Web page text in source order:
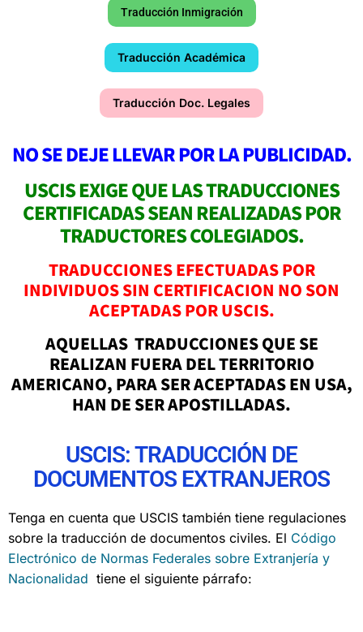
Traducción Inmigración
Traducción Académica
Traducción Doc. Legales
NO SE DEJE LLEVAR POR LA PUBLICIDAD.
USCIS EXIGE QUE LAS TRADUCCIONES
CERTIFICADAS SEAN REALIZADAS POR
TRADUCTORES COLEGIADOS.
TRADUCCIONES EFECTUADAS POR
INDIVIDUOS SIN CERTIFICACION NO SON
ACEPTADAS POR USCIS.
AQUELLAS TRADUCCIONES QUE SE
REALIZAN FUERA DEL TERRITORIO
AMERICANO, PARA SER ACEPTADAS EN USA,
HAN DE SER APOSTILLADAS.
USCIS: TRADUCCIÓN DE
DOCUMENTOS EXTRANJEROS
Tenga en cuenta que USCIS también tiene regulaciones
sobre la traducción de documentos civiles. El Código
Electrónico de Normas Federales sobre Extranjería y
Nacionalidad tiene el siguiente párrafo: